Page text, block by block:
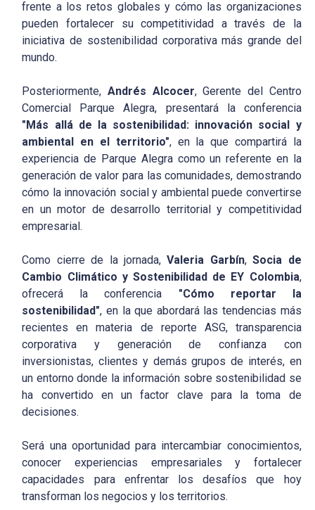
frente a los retos globales y cómo las organizaciones
pueden fortalecer su competitividad a través de la
iniciativa de sostenibilidad corporativa más grande del
mundo.
Posteriormente,Andrés Alcocer, Gerente del Centro
Comercial Parque Alegra, presentará la conferencia
"Más allá de la sostenibilidad: innovación social y
ambiental en el territorio", en la que compartirá la
experiencia de Parque Alegra como un referente en la
generación de valor para las comunidades, demostrando
cómo la innovación social y ambiental puede convertirse
en un motor de desarrollo territorial y competitividad
empresarial.
Como cierre de la jornada,Valeria Garbín,Socia de
Cambio Climático y Sostenibilidad de EY Colombia,
ofrecerá la conferencia "Cómo reportar la
sostenibilidad", en la que abordará las tendencias más
recientes en materia de reporte ASG, transparencia
corporativa y generación de confianza con
inversionistas, clientes y demás grupos de interés, en
un entorno donde la información sobre sostenibilidad se
ha convertido en un factor clave para la toma de
decisiones.
Será una oportunidad para intercambiar conocimientos,
conocer experiencias empresariales y fortalecer
capacidades para enfrentar los desafíos que hoy
transforman los negocios y los territorios.